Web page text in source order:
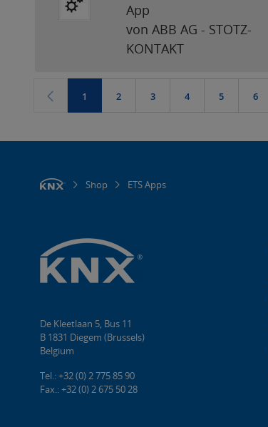
App
von ABB AG - STOTZ-
KONTAKT
1 2 3 4 5 6
Shop ETS Apps
De Kleetlaan 5, Bus 11
B 1831 Diegem (Brussels)
Belgium
Tel.: +32 (0) 2 775 85 90
Fax.: +32 (0) 2 675 50 28